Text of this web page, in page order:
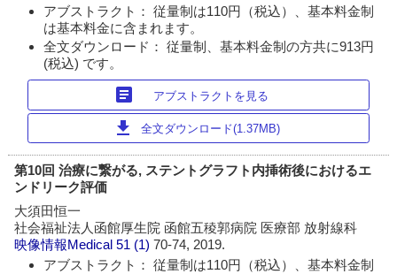
アブストラクト： 従量制は110円（税込）、基本料金制
は基本料金に含まれます。
全文ダウンロード： 従量制、基本料金制の方共に913円
(税込) です。
article アブストラクトを見る
download 全文ダウンロード(1.37MB)
第10回 治療に繋がる, ステントグラフト内挿術後におけるエ
ンドリーク評価
大須田恒一
社会福祉法人函館厚生院 函館五稜郭病院 医療部 放射線科
映像情報Medical 51 (1)70-74, 2019.
アブストラクト： 従量制は110円（税込）、基本料金制